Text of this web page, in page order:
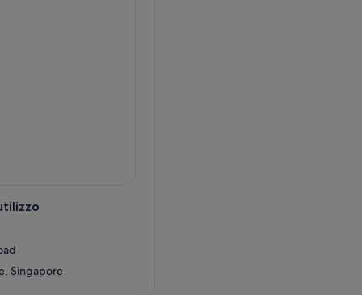
Singapore